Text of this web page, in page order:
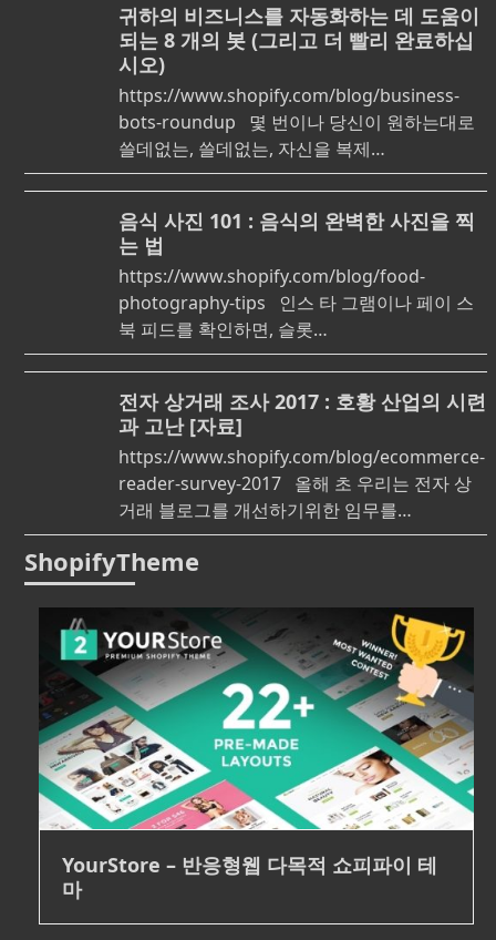
귀하의 비즈니스를 자동화하는 데 도움이
되는 8 개의 봇 (그리고 더 빨리 완료하십
시오)
https://www.shopify.com/blog/business-
bots-roundup 몇 번이나 당신이 원하는대로
쓸데없는, 쓸데없는, 자신을 복제…
음식 사진 101 : 음식의 완벽한 사진을 찍
는 법
https://www.shopify.com/blog/food-
photography-tips 인스 타 그램이나 페이 스
북 피드를 확인하면, 슬롯…
전자 상거래 조사 2017 : 호황 산업의 시련
과 고난 [자료]
https://www.shopify.com/blog/ecommerce-
reader-survey-2017 올해 초 우리는 전자 상
거래 블로그를 개선하기위한 임무를…
ShopifyTheme
YourStore – 반응형웹 다목적 쇼피파이 테
마